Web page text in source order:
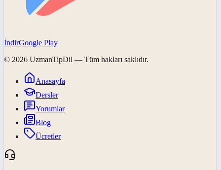
İndirGoogle Play
© 2026 UzmanTipDil — Tüm hakları saklıdır.
Anasayfa
Dersler
Yorumlar
Blog
Ücretler